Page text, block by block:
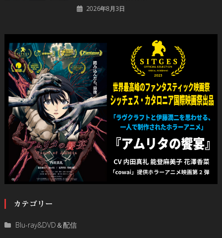
2026年8月3日
カテゴリー
Blu-ray&DVD＆配信